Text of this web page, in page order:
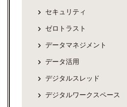
セキュリティ
ゼロトラスト
データマネジメント
データ活用
デジタルスレッド
デジタルワークスペース